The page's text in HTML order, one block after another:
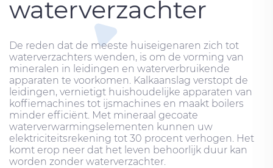
waterverzachter
De reden dat de meeste huiseigenaren zich tot
waterverzachters wenden, is om de vorming van
mineralen in leidingen en waterverbruikende
apparaten te voorkomen. Kalkaanslag verstopt de
leidingen, vernietigt huishoudelijke apparaten van
koffiemachines tot ijsmachines en maakt boilers
minder efficiënt. Met mineraal gecoate
waterverwarmingselementen kunnen uw
elektriciteitsrekening tot 30 procent verhogen. Het
komt erop neer dat het leven behoorlijk duur kan
worden zonder waterverzachter.